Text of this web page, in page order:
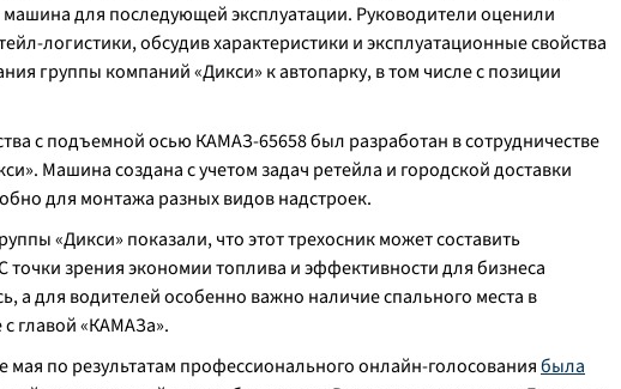
для последующей эксплуатации. Руководители оценили
логистики, обсудив характеристики и эксплуатационные свойства
группы компаний «Дикси» к автопарку, в том числе с позиции
с подъемной осью КАМАЗ-65658 был разработан в сотрудничестве
Машина создана с учетом задач ретейла и городской доставки
для монтажа разных видов надстроек.
«Дикси» показали, что этот трехосник может составить
зрения экономии топлива и эффективности для бизнеса
а для водителей особенно важно наличие спального места в
с главой «КАМАЗа».
по результатам профессионального онлайн-голосованиябыла